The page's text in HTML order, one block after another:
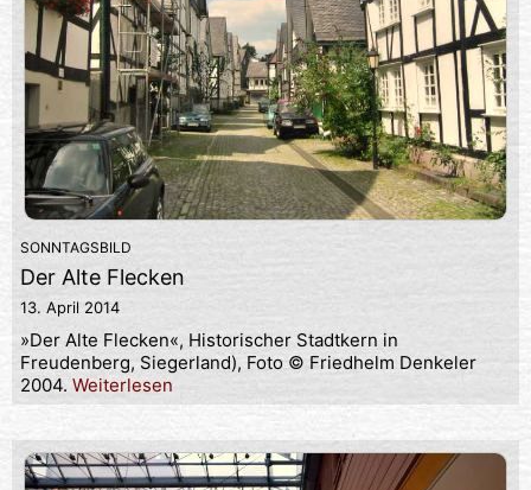
SONNTAGSBILD
Der Alte Flecken
13. April 2014
»Der Alte Flecken«, Historischer Stadtkern in
Freudenberg, Siegerland), Foto © Friedhelm Denkeler
2004. Weiterlesen